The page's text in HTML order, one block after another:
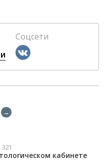
Соцсети
→
321
кабинете